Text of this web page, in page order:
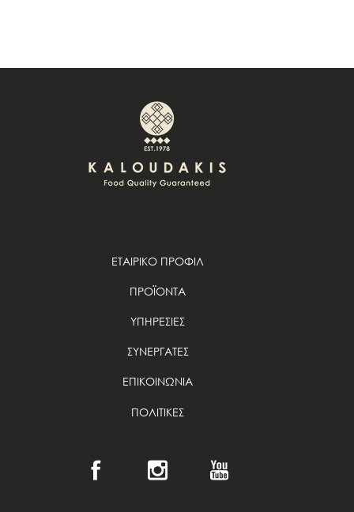
ΕΤΑΙΡΙΚΟ ΠΡΟΦΙΛ
ΠΡΟΪΟΝΤΑ
ΥΠΗΡΕΣΙΕΣ
ΣΥΝΕΡΓΑΤΕΣ
ΕΠΙΚΟΙΝΩΝΙΑ
ΠΟΛΙΤΙΚΕΣ